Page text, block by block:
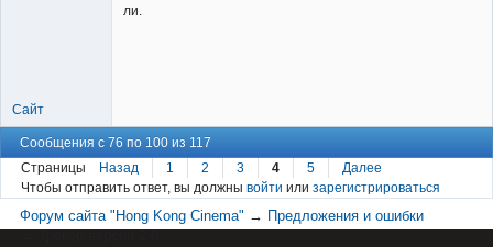
ли.
Сайт
Сообщения с 76 по 100 из 117
Страницы
Назад 1 2 3 4 5
Далее
Чтобы отправить ответ, вы должны войти или зарегистрироваться
Форум сайта "Hong Kong Cinema" → Предложения и ошибки